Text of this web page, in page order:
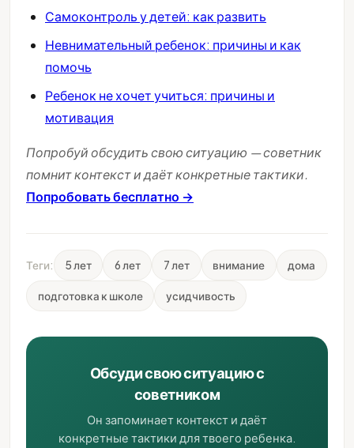
Самоконтроль у детей: как развить
Невнимательный ребенок: причины и как
помочь
Ребенок не хочет учиться: причины и
мотивация
Попробуй обсудить свою ситуацию — советник
помнит контекст и даёт конкретные тактики.
Попробовать бесплатно →
Теги: 5 лет 6 лет 7 лет внимание дома
подготовка к школе усидчивость
Обсуди свою ситуацию с
советником
Он запоминает контекст и даёт
конкретные тактики для твоего ребенка.